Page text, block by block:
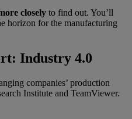
closely to find out. You’ll
horizon for the manufacturing
Industry 4.0
companies’ production
Institute and TeamViewer.